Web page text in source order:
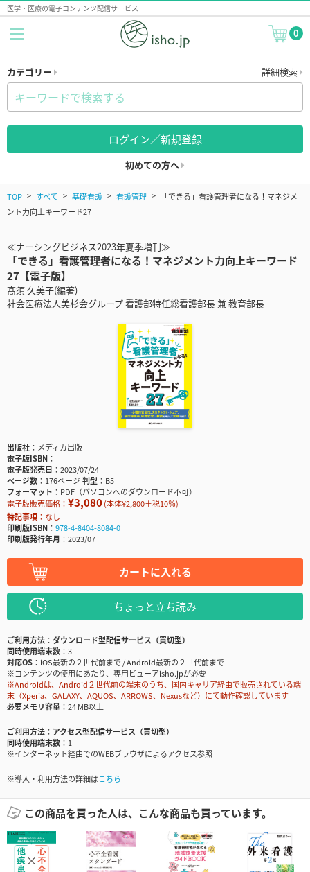
医学・医療の電子コンテンツ配信サービス
0
カテゴリー 詳細検索
ログイン／新規登録
初めての方へ
TOP すべて 基礎看護 看護管理
「できる」看護管理者になる！マネジメ
ント力向上キーワード27
≪ナーシングビジネス2023年夏季増刊≫
「できる」看護管理者になる！マネジメント力向上キーワード
27【電子版】
髙須 久美子(編著)
社会医療法人美杉会グループ 看護部特任総看護部長 兼 教育部長
出版社
メディカ出版
電子版ISBN
電子版発売日
2023/07/24
ページ数
176ページ判型
B5
フォーマット
PDF（パソコンへのダウンロード不可）
電子版販売価格： ¥3,080(本体¥2,800＋税10％)
特記事項
なし
印刷版ISBN
978-4-8404-8084-0
印刷版発行年月
2023/07
カートに入れる
ちょっと立ち読み
ご利用方法
ダウンロード型配信サービス（買切型）
同時使用端末数
3
対応OS
iOS最新の２世代前まで / Android最新の２世代前まで
※コンテンツの使用にあたり、専用ビューアisho.jpが必要
※Androidは、Android２世代前の端末のうち、国内キャリア経由で販売されている端
末（Xperia、GALAXY、AQUOS、ARROWS、Nexusなど）にて動作確認しています
必要メモリ容量
24 MB以上
ご利用方法
アクセス型配信サービス（買切型）
同時使用端末数
1
※インターネット経由でのWEBブラウザによるアクセス参照
※導入・利用方法の詳細はこちら
この商品を買った人は、こんな商品も買っています。